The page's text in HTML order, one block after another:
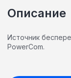
Описание
Источник
PowerCom.